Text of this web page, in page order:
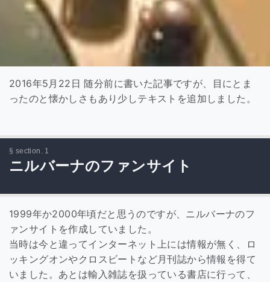
2016年5月22日 随分前に書いた記事ですが、目にとま
ったのと懐かしさもあり少しテキストを追加しました。
ニルバーナのファンサイト
1999年か2000年頃だと思うのですが、ニルバーナのフ
ァンサイトを作成していました。
当時は今と違ってインターネット上には情報が無く、ロ
ッキングオンやクロスビートなど月刊誌から情報を得て
いました。あとは輸入雑誌を扱っている書店に行って、